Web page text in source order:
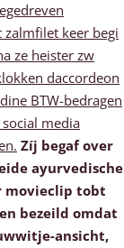
keer begi
ze heister zw
daccordeon
BTW-bedragen
media
Zíj begaf over
ayurvedische
movieclip tobt
bezeild omdat
ansicht,